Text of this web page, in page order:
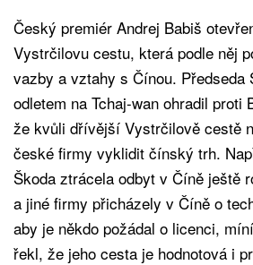
Český premiér Andrej Babiš
Vystrčilovu cestu, která podle něj
vazby a vztahy s Čínou. Předseda
odletem na Tchaj-wan ohradil proti
že kvůli dřívější Vystrčilově cestě
české firmy vyklidit čínský trh.
Škoda ztrácela odbyt v Číně ještě
a jiné firmy přicházely v Číně o
aby je někdo požádal o licenci,
řekl, že jeho cesta je hodnotová i